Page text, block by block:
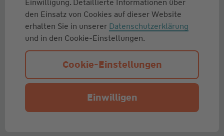
Einwilligung. Detaillierte Informationen über
den Einsatz von Cookies auf dieser Website
erhalten Sie in unserer Datenschutzerklärung
und in den Cookie-Einstellungen.
Cookie-Einstellungen
Einwilligen